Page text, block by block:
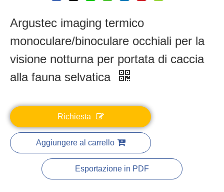
Argustec imaging termico
monoculare/binoculare occhiali per la
visione notturna per portata di caccia
alla fauna selvatica
Richiesta
Aggiungere al carrello
Esportazione in PDF